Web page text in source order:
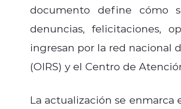
documento define cómo
denuncias, felicitaciones,
ingresan por la red nacional
(OIRS) y el Centro de
La actualización se enmarca